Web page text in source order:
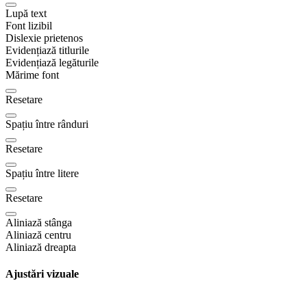
Lupă text
Font lizibil
Dislexie prietenos
Evidențiază titlurile
Evidențiază legăturile
Mărime font
Resetare
Spațiu între rânduri
Resetare
Spațiu între litere
Resetare
Aliniază stânga
Aliniază centru
Aliniază dreapta
Ajustări vizuale